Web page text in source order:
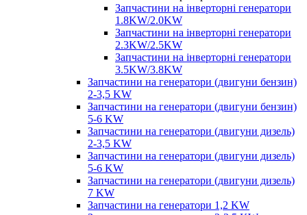
Запчастини на інверторні генератори
1.8KW/2.0KW
Запчастини на інверторні генератори
2.3KW/2.5KW
Запчастини на інверторні генератори
3.5KW/3.8KW
Запчастини на генератори (двигуни бензин)
2-3,5 KW
Запчастини на генератори (двигуни бензин)
5-6 KW
Запчастини на генератори (двигуни дизель)
2-3,5 KW
Запчастини на генератори (двигуни дизель)
5-6 KW
Запчастини на генератори (двигуни дизель)
7 KW
Запчастини на генератори 1,2 KW